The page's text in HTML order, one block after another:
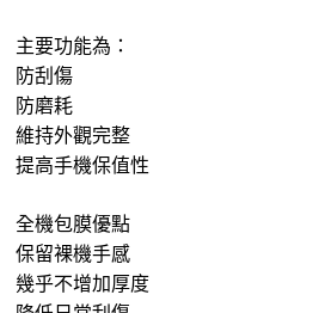
主要功能為：
防刮傷
防磨耗
維持外觀完整
提高手機保值性
全機包膜優點
保留裸機手感
幾乎不增加厚度